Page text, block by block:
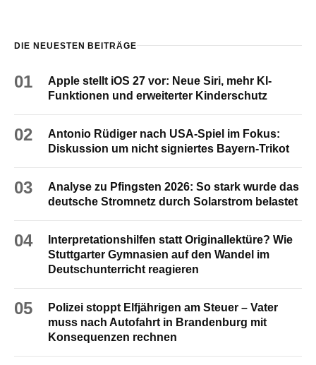
DIE NEUESTEN BEITRÄGE
01
Apple stellt iOS 27 vor: Neue Siri, mehr KI-
Funktionen und erweiterter Kinderschutz
02
Antonio Rüdiger nach USA-Spiel im Fokus:
Diskussion um nicht signiertes Bayern-Trikot
03
Analyse zu Pfingsten 2026: So stark wurde das
deutsche Stromnetz durch Solarstrom belastet
04
Interpretationshilfen statt Originallektüre? Wie
Stuttgarter Gymnasien auf den Wandel im
Deutschunterricht reagieren
05
Polizei stoppt Elfjährigen am Steuer – Vater
muss nach Autofahrt in Brandenburg mit
Konsequenzen rechnen